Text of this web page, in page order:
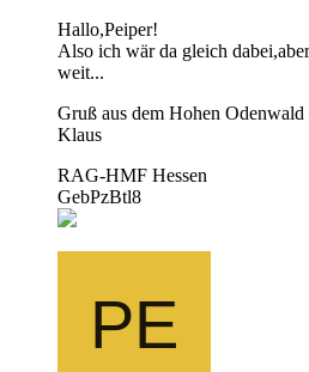
Hallo,Peiper!
Also ich wär da gleich
weit...
Gruß aus dem Hohen Odenwald
Klaus
RAG-HMF Hessen
GebPzBtl8